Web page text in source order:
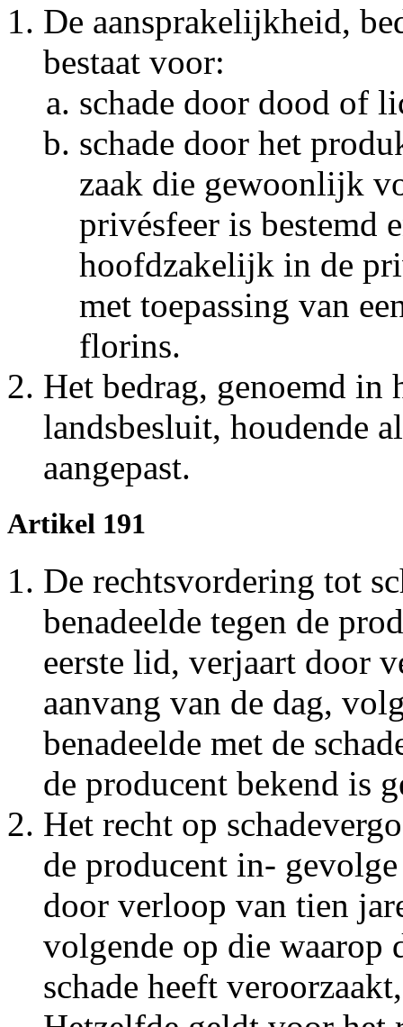
De aansprakelijkheid,
bestaat voor:
schade door dood of
schade door het
zaak die gewoonlijk
privésfeer is bestemd
hoofdzakelijk in de
met toepassing van
florins.
Het bedrag, genoemd in
landsbesluit, houdende
aangepast.
Artikel 191
De rechtsvordering tot
benadeelde tegen de
eerste lid, verjaart door
aanvang van de dag,
benadeelde met de
de producent bekend is
Het recht op
de producent in-
door verloop van tien
volgende op die waarop
schade heeft